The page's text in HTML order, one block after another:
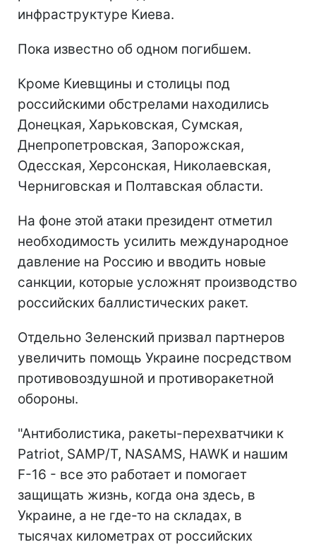
инфраструктуре Киева.
Пока известно об одном погибшем.
Кроме Киевщины и столицы под
российскими обстрелами находились
Донецкая, Харьковская, Сумская,
Днепропетровская, Запорожская,
Одесская, Херсонская, Николаевская,
Черниговская и Полтавская области.
На фоне этой атаки президент отметил
необходимость усилить международное
давление на Россию и вводить новые
санкции, которые усложнят производство
российских баллистических ракет.
Отдельно Зеленский призвал партнеров
увеличить помощь Украине посредством
противовоздушной и противоракетной
обороны.
"Антиболистика, ракеты-перехватчики к
Patriot, SAMP/T, NASAMS, HAWK и нашим
F-16 - все это работает и помогает
защищать жизнь, когда она здесь, в
Украине, а не где-то на складах, в
тысячах километрах от российских